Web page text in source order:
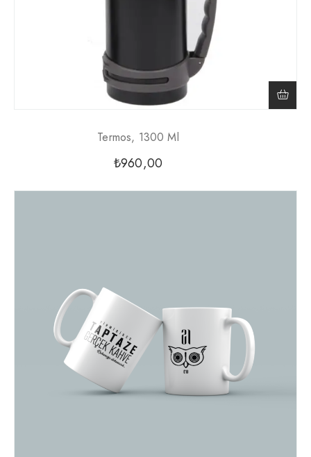
Termos, 1300 Ml
₺960,00